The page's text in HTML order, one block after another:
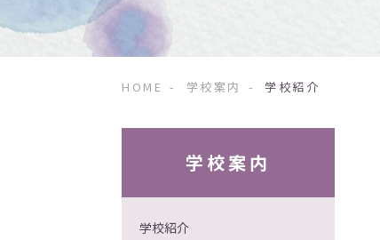
HOME - 学校案内 - 学校紹介
学校案内
学校紹介